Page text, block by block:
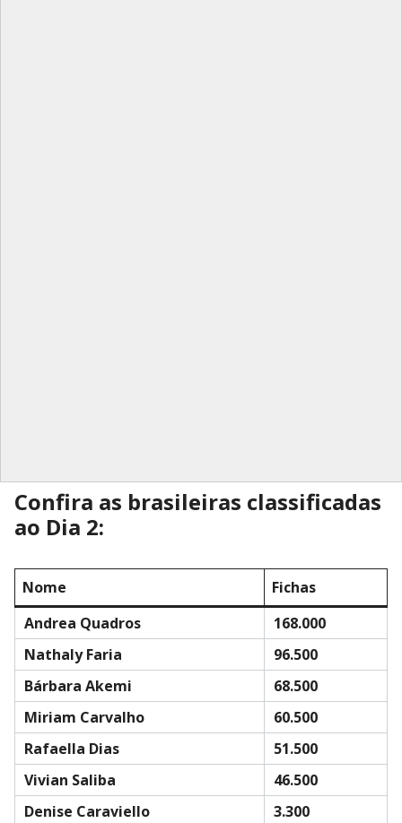
Confira as brasileiras classificadas
ao Dia 2:
Nome
Fichas
Andrea Quadros
168.000
Nathaly Faria
96.500
Bárbara Akemi
68.500
Miriam Carvalho
60.500
Rafaella Dias
51.500
Vivian Saliba
46.500
Denise Caraviello
3.300